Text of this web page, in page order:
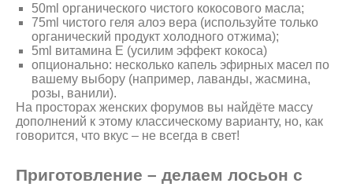
50ml органического чистого кокосового масла;
75ml чистого геля алоэ вера (используйте только
органический продукт холодного отжима);
5ml витамина Е (усилим эффект кокоса)
опционально: несколько капель эфирных масел по
вашему выбору (например, лаванды, жасмина,
розы, ванили).
На просторах женских форумов вы найдёте массу
дополнений к этому классическому варианту, но, как
говорится, что вкус – не всегда в свет!
Приготовление – делаем лосьон с